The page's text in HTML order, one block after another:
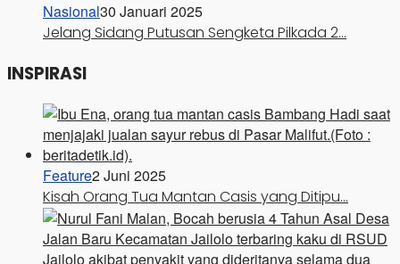
Nasional30 Januari 2025
Jelang Sidang Putusan Sengketa Pilkada 2…
INSPIRASI
Feature2 Juni 2025
Kisah Orang Tua Mantan Casis yang Ditipu…